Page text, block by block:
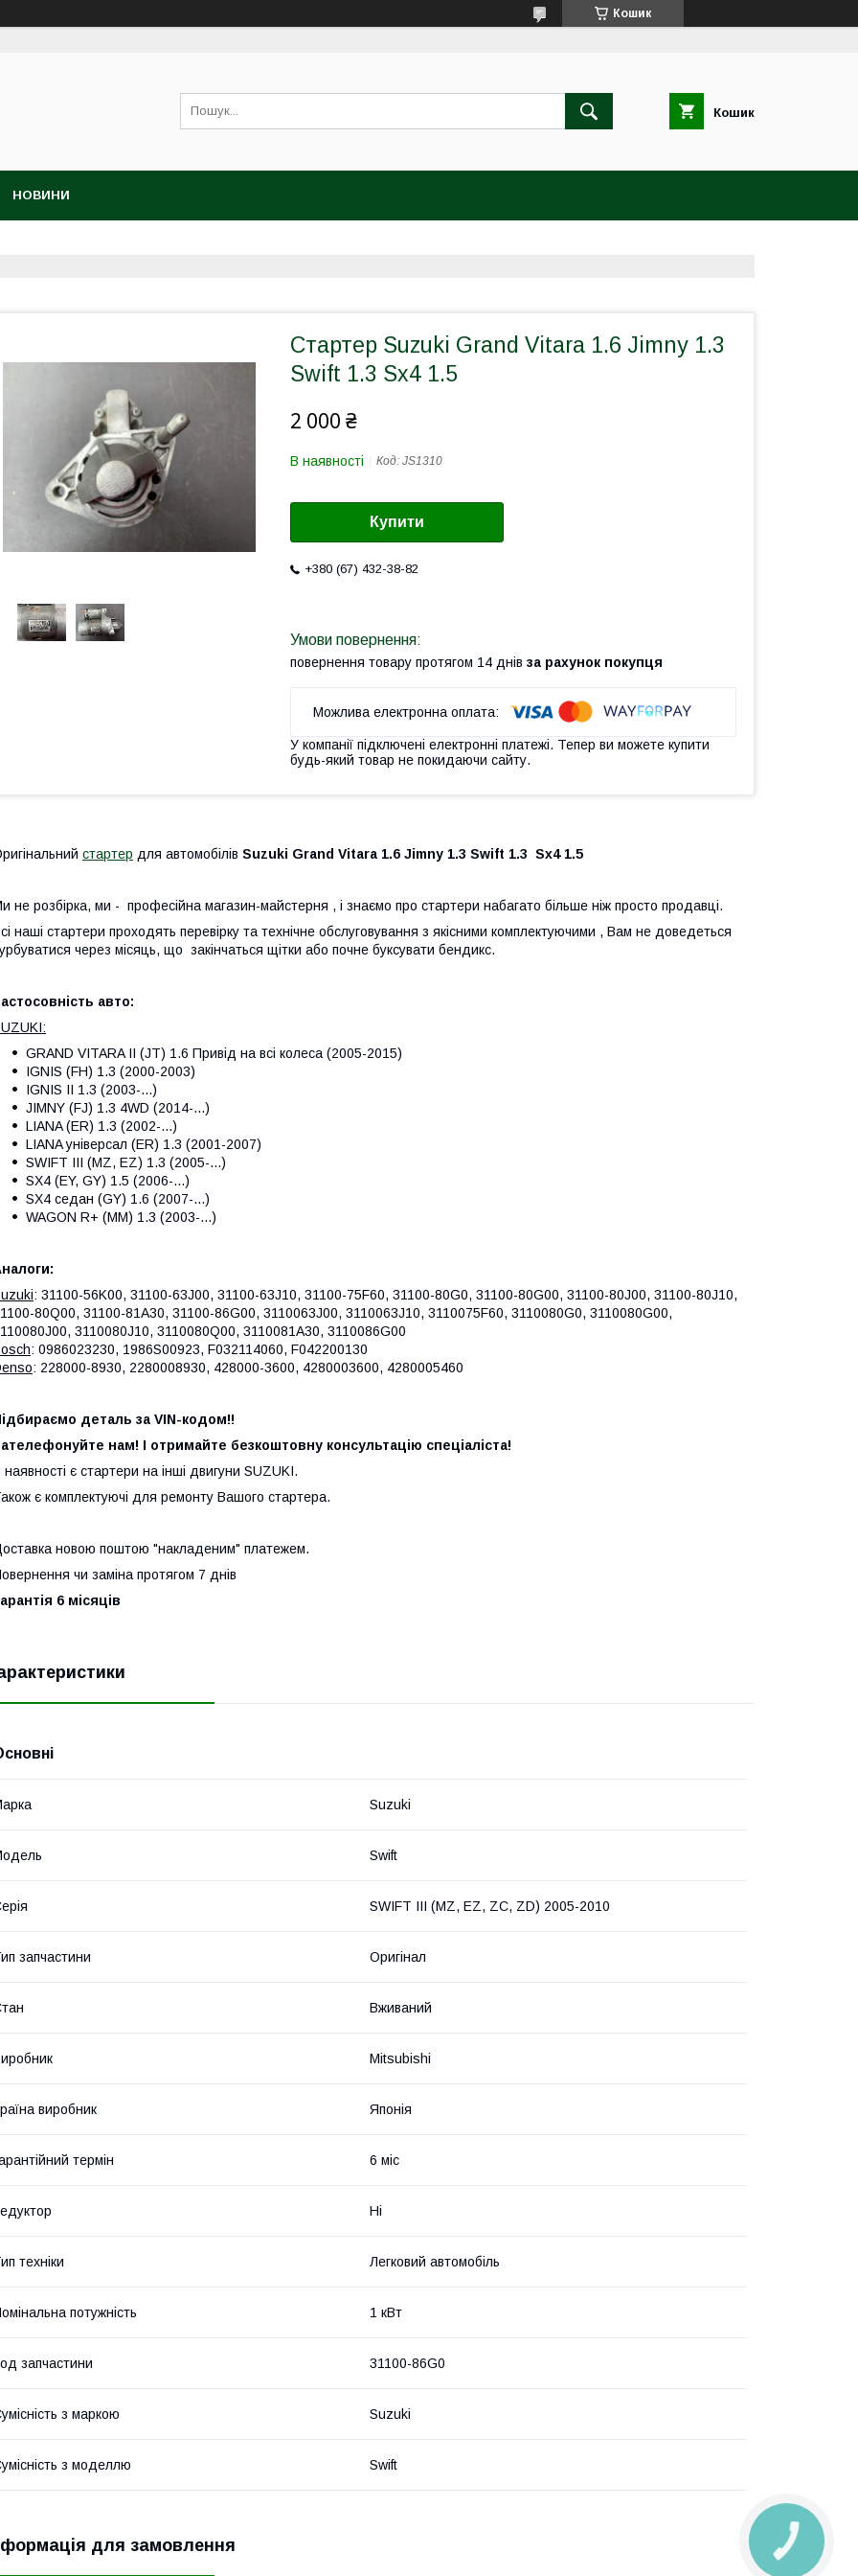
Кошик
Кошик
НОВИНИ
Стартер Suzuki Grand Vitara 1.6 Jimny 1.3
Swift 1.3 Sx4 1.5
2 000 ₴
В наявності Код: JS1310
Купити
+380 (67) 432-38-82
повернення товару протягом 14 днів за рахунок покупця
У компанії підключені електронні платежі. Тепер ви можете купити
будь-який товар не покидаючи сайту.
стартер для автомобілів Suzuki Grand Vitara 1.6 Jimny 1.3 Swift 1.3 Sx4 1.5
не розбірка, ми - професійна магазин-майстерня , і знаємо про стартери набагато більше ніж просто продавці.
наші стартери проходять перевірку та технічне обслуговування з якісними комплектуючими , Вам не доведеться
через місяць, що закінчаться щітки або почне буксувати бендикс.
авто:
GRAND VITARA II (JT) 1.6 Привід на всі колеса (2005-2015)
IGNIS (FH) 1.3 (2000-2003)
IGNIS II 1.3 (2003-...)
JIMNY (FJ) 1.3 4WD (2014-...)
LIANA (ER) 1.3 (2002-...)
LIANA унiверсал (ER) 1.3 (2001-2007)
SWIFT III (MZ, EZ) 1.3 (2005-...)
SX4 (EY, GY) 1.5 (2006-...)
SX4 седан (GY) 1.6 (2007-...)
WAGON R+ (MM) 1.3 (2003-...)
: 31100-56K00, 31100-63J00, 31100-63J10, 31100-75F60, 31100-80G0, 31100-80G00, 31100-80J00, 31100-80J10,
80Q00, 31100-81A30, 31100-86G00, 3110063J00, 3110063J10, 3110075F60, 3110080G0, 3110080G00,
3110080J10, 3110080Q00, 3110081A30, 3110086G00
: 0986023230, 1986S00923, F032114060, F042200130
: 228000-8930, 2280008930, 428000-3600, 4280003600, 4280005460
деталь за VIN-кодом!!
нам! І отримайте безкоштовну консультацію спеціаліста!
наявності є стартери на інші двигуни SUZUKI.
є комплектуючі для ремонту Вашого стартера.
новою поштою "накладеним" платежем.
чи заміна протягом 7 днів
6 місяців
Suzuki
Swift
SWIFT III (MZ, EZ, ZC, ZD) 2005-2010
запчастини Оригінал
Вживаний
Mitsubishi
виробник Японія
термін 6 міс
Ні
техніки Легковий автомобіль
потужність 1 кВт
запчастини 31100-86G0
з маркою Suzuki
з моделлю Swift
для замовлення